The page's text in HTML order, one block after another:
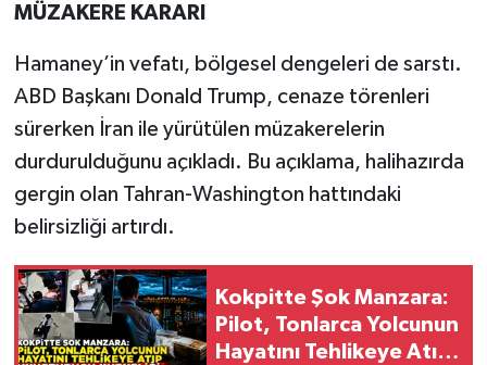
MÜZAKERE KARARI
Hamaney’in vefatı, bölgesel dengeleri de sarstı.
ABD Başkanı Donald Trump, cenaze törenleri
sürerken İran ile yürütülen müzakerelerin
durdurulduğunu açıkladı. Bu açıklama, halihazırda
gergin olan Tahran-Washington hattındaki
belirsizliği artırdı.
Kokpitte Şok Manzara:
Pilot, Tonlarca Yolcunun
Hayatını Tehlikeye Atıp